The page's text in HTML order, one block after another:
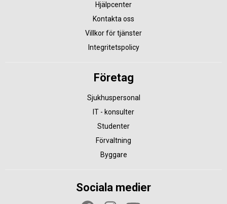
Hjälpcenter
Kontakta oss
Villkor för tjänster
Integritetspolicy
Företag
Sjukhuspersonal
IT - konsulter
Studenter
Förvaltning
Byggare
Sociala medier